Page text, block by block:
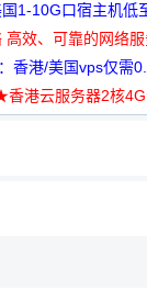
1-10G口宿主机低
高效、可靠的网络
香港/美国vps仅需
港云服务器2核